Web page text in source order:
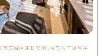
东城区东长安街1号东方广场写字